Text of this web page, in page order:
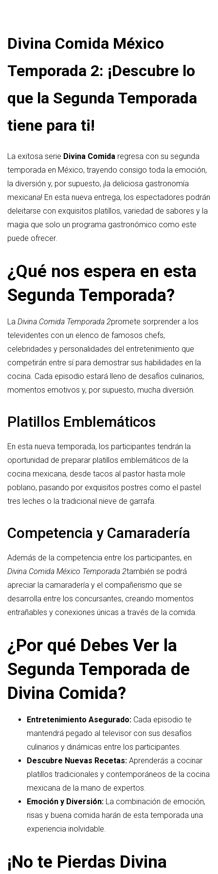
Divina Comida México
Temporada 2: ¡Descubre lo
que la Segunda Temporada
tiene para ti!
La exitosa serie Divina Comida regresa con su segunda
temporada en México, trayendo consigo toda la emoción,
la diversión y, por supuesto, ¡la deliciosa gastronomía
mexicana! En esta nueva entrega, los espectadores podrán
deleitarse con exquisitos platillos, variedad de sabores y la
magia que solo un programa gastronómico como este
puede ofrecer.
¿Qué nos espera en esta
Segunda Temporada?
La Divina Comida Temporada 2promete sorprender a los
televidentes con un elenco de famosos chefs,
celebridades y personalidades del entretenimiento que
competirán entre sí para demostrar sus habilidades en la
cocina. Cada episodio estará lleno de desafíos culinarios,
momentos emotivos y, por supuesto, mucha diversión.
Platillos Emblemáticos
En esta nueva temporada, los participantes tendrán la
oportunidad de preparar platillos emblemáticos de la
cocina mexicana, desde tacos al pastor hasta mole
poblano, pasando por exquisitos postres como el pastel
tres leches o la tradicional nieve de garrafa.
Competencia y Camaradería
Además de la competencia entre los participantes, en
Divina Comida México Temporada 2también se podrá
apreciar la camaradería y el compañerismo que se
desarrolla entre los concursantes, creando momentos
entrañables y conexiones únicas a través de la comida.
¿Por qué Debes Ver la
Segunda Temporada de
Divina Comida?
Entretenimiento Asegurado: Cada episodio te
mantendrá pegado al televisor con sus desafíos
culinarios y dinámicas entre los participantes.
Descubre Nuevas Recetas: Aprenderás a cocinar
platillos tradicionales y contemporáneos de la cocina
mexicana de la mano de expertos.
Emoción y Diversión: La combinación de emoción,
risas y buena comida harán de esta temporada una
experiencia inolvidable.
¡No te Pierdas Divina